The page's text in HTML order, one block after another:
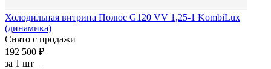
Холодильная витрина Полюс G120 VV 1,25-1 KombiLux
(динамика)
Снято с продажи
192 500 ₽
за 1 шт